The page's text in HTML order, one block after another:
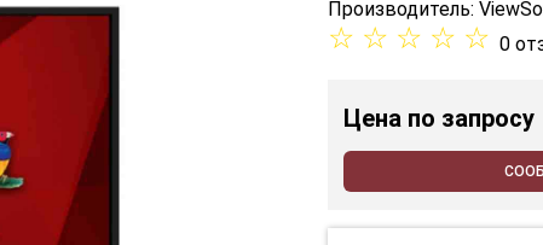
Производитель:
☆ ☆ ☆ ☆ ☆ 0
Цена по запросу